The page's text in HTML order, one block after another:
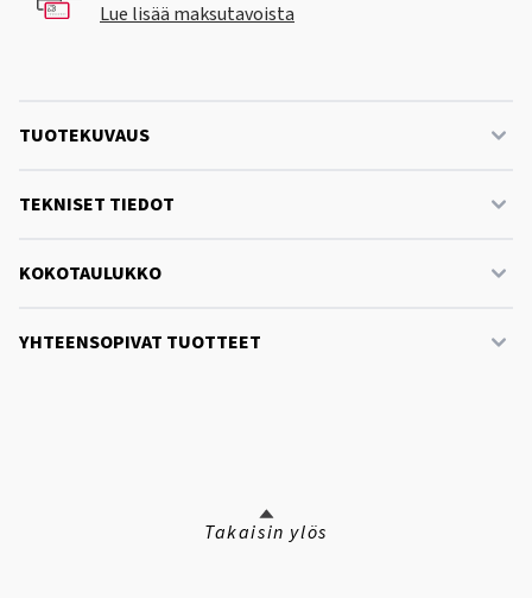
Lue lisää maksutavoista
TUOTEKUVAUS
TEKNISET TIEDOT
KOKOTAULUKKO
YHTEENSOPIVAT TUOTTEET
Takaisin ylös